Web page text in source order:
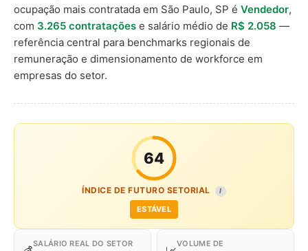
ocupação mais contratada em São Paulo, SP é Vendedor,
com 3.265 contratações e salário médio de R$ 2.058 —
referência central para benchmarks regionais de
remuneração e dimensionamento de workforce em
empresas do setor.
64
ÍNDICE DE FUTURO SETORIAL I
ESTÁVEL
SALÁRIO REAL DO SETOR VOLUME DE